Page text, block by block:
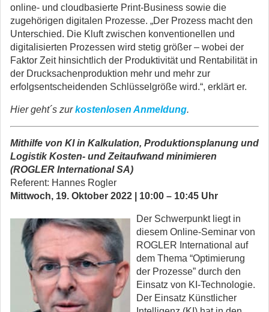
online- und cloudbasierte Print-Business sowie die
zugehörigen digitalen Prozesse. „Der Prozess macht den
Unterschied. Die Kluft zwischen konventionellen und
digitalisierten Prozessen wird stetig größer – wobei der
Faktor Zeit hinsichtlich der Produktivität und Rentabilität in
der Drucksachenproduktion mehr und mehr zur
erfolgsentscheidenden Schlüsselgröße wird.“, erklärt er.
Hier geht´s zurkostenlosen Anmeldung.
Mithilfe von KI in Kalkulation, Produktionsplanung und
Logistik Kosten- und Zeitaufwand minimieren
(ROGLER International SA)
Referent: Hannes Rogler
Mittwoch, 19. Oktober 2022 | 10:00 – 10:45 Uhr
Der Schwerpunkt liegt in
diesem Online-Seminar von
ROGLER International auf
dem Thema “Optimierung
der Prozesse” durch den
Einsatz von KI-Technologie.
Der Einsatz Künstlicher